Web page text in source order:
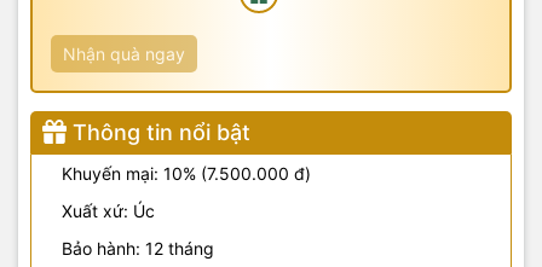
Nhận quà ngay
Thông tin nổi bật
Khuyến mại: 10% (7.500.000 đ)
Xuất xứ: Úc
Bảo hành: 12 tháng